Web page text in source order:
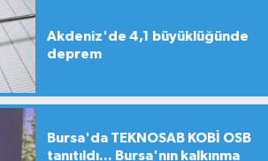
Akdeniz'de 4,1 büyüklüğünde
deprem
Bursa'da TEKNOSAB KOBİ OSB
tanıtıldı... Bursa'nın kalkınma